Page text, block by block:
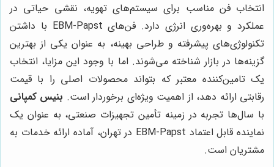
انتخاب فن مناسب برای سیستم‌های تهویه، نقشی حیاتی در
عملکرد و بهره‌وری انرژی دارد. فن‌های EBM-Papst با داشتن
تکنولوژی‌های پیشرفته و طراحی بهینه، به عنوان یکی از بهترین
گزینه‌ها در بازار شناخته می‌شوند. اما با وجود این مزایا، انتخاب
یک تامین‌کننده معتبر که بتواند محصولات اصلی را با قیمت
رقابتی ارائه دهد، از اهمیت ویژه‌ای برخوردار است. بنیس کمپانی
با سال‌ها تجربه در زمینه تأمین تجهیزات صنعتی، به عنوان یک
نماینده قابل اعتماد EBM-Papst در تهران، آماده ارائه خدمات به
مشتریان است.